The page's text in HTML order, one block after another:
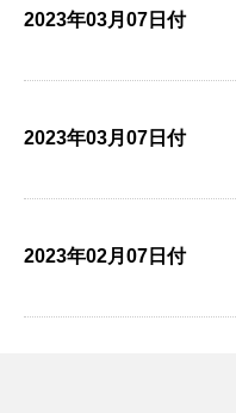
2023年03月07日付
2023年03月07日付
2023年02月07日付